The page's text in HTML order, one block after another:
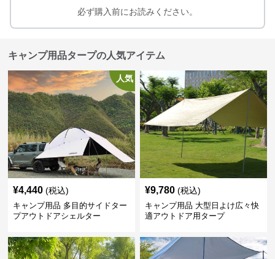
必ず購入前にお読みください。
キャンプ用品タープの人気アイテム
人気
¥4,440 (税込)
キャンプ用品 多目的サイドター
プアウトドアシェルター
¥9,780 (税込)
キャンプ用品 大型日よけ広々快
適アウトドア用タープ